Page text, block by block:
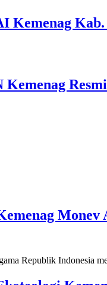
Kemenag
Monev
Republik Indonesia